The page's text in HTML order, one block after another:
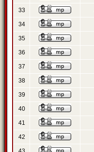
33
34
35
36
37
38
39
40
41
42